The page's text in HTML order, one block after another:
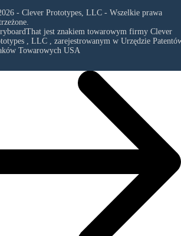
- Clever Prototypes, LLC - Wszelkie prawa
jest znakiem towarowym firmy Clever
, LLC, zarejestrowanym w Urzędzie
Towarowych USA